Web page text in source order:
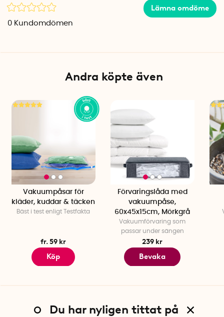
ser du enkelt vad som finns i lådan utan att behöva öppna
den. Handtagen på sidorna gör det lätt att dra ut och flytta
Material låda: Non-woven textil
Material vakuumpåse: Plast
Lämna omdöme
0 Kundomdömen
Andra köpte även
Vakuumpåsar för
kläder, kuddar & täcken
Bäst i test enligt Testfakta
fr. 59 kr
Köp
Förvaringslåda med
vakuumpåse,
60x45x15cm, Mörkgrå
Vakuumförvaring som
passar under sängen
239 kr
Bevaka
Du har nyligen tittat på